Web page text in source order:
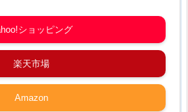
ショッピング
楽天市場
Amazon